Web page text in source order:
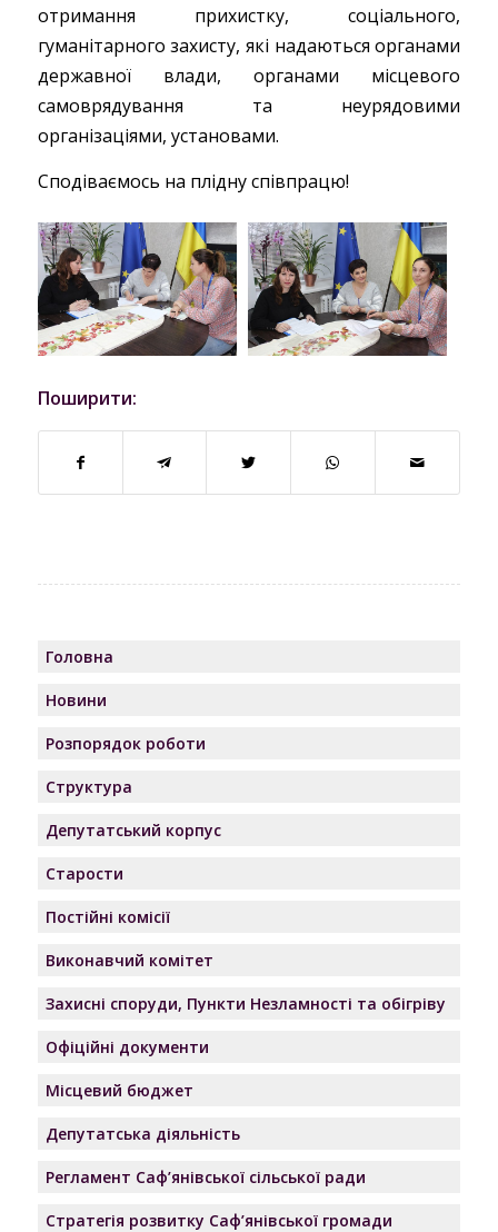
отримання прихистку, соціального,
гуманітарного захисту, які надаються органами
державної влади, органами місцевого
самоврядування та неурядовими
організаціями, установами.
Сподіваємось на плідну співпрацю!
Поширити:
Головна
Новини
Розпорядок роботи
Структура
Депутатський корпус
Старости
Постійні комісії
Виконавчий комітет
Захисні споруди, Пункти Незламності та обігріву
Офіційні документи
Місцевий бюджет
Депутатська діяльність
Регламент Саф’янівської сільської ради
Стратегія розвитку Саф’янівської громади